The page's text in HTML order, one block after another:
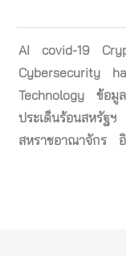
AI covid-19
Cybersecurity
Technology
ข้อมู
ประเด็นร้อนสหรัฐฯ
สหราชอาณาจักร